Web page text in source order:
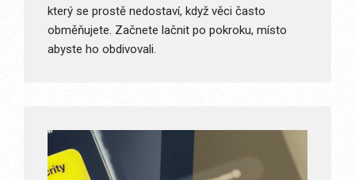
který se prostě nedostaví, když věci často
obměňujete. Začnete lačnit po pokroku, místo
abyste ho obdivovali.